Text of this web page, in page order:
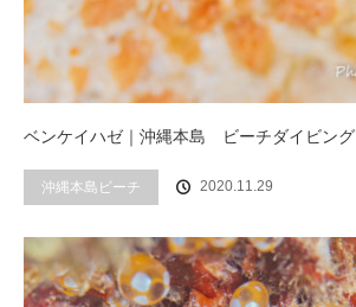
ベンケイハゼ｜沖縄本島 ビーチダイビング
沖縄本島ビーチ 2020.11.29